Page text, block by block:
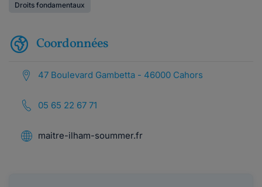
Droits fondamentaux
Coordonnées
47 Boulevard Gambetta - 46000 Cahors
05 65 22 67 71
maitre-ilham-soummer.fr